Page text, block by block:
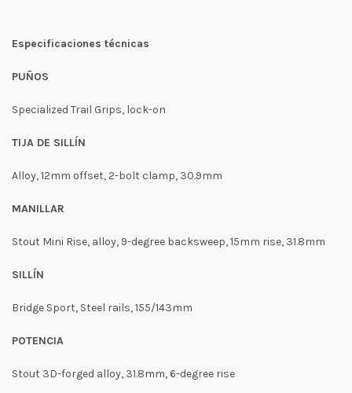
Especificaciones técnicas
PUÑOS
Specialized Trail Grips, lock-on
TIJA DE SILLÍN
Alloy, 12mm offset, 2-bolt clamp, 30.9mm
MANILLAR
Stout Mini Rise, alloy, 9-degree backsweep, 15mm rise, 31.8mm
SILLÍN
Bridge Sport, Steel rails, 155/143mm
POTENCIA
Stout 3D-forged alloy, 31.8mm, 6-degree rise